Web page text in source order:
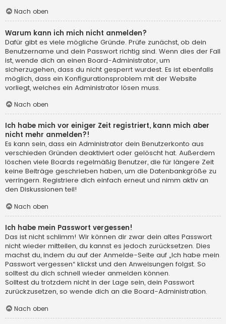
Nach oben
Warum kann ich mich nicht anmelden?
Dafür gibt es viele mögliche Gründe. Prüfe zunächst, ob dein
Benutzername und dein Passwort richtig sind. Wenn dies der Fall
ist, wende dich an einen Board-Administrator, um
sicherzugehen, dass du nicht gesperrt wurdest. Es ist ebenfalls
möglich, dass ein Konfigurationsproblem mit der Website
vorliegt, welches ein Administrator lösen muss.
Nach oben
Ich habe mich vor einiger Zeit registriert, kann mich aber
nicht mehr anmelden?!
Es kann sein, dass ein Administrator dein Benutzerkonto aus
verschieden Gründen deaktiviert oder gelöscht hat. Außerdem
löschen viele Boards regelmäßig Benutzer, die für längere Zeit
keine Beiträge geschrieben haben, um die Datenbankgröße zu
verringern. Registriere dich einfach erneut und nimm aktiv an
den Diskussionen teil!
Nach oben
Ich habe mein Passwort vergessen!
Das ist nicht schlimm! Wir können dir zwar dein altes Passwort
nicht wieder mitteilen, du kannst es jedoch zurücksetzen. Dies
machst du, indem du auf der Anmelde-Seite auf „Ich habe mein
Passwort vergessen“ klickst und den Anweisungen folgst. So
solltest du dich schnell wieder anmelden können.
Solltest du trotzdem nicht in der Lage sein, dein Passwort
zurückzusetzen, so wende dich an die Board-Administration.
Nach oben